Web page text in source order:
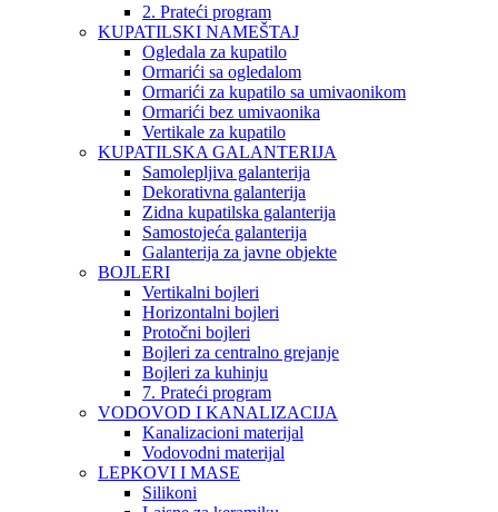
2. Prateći program
KUPATILSKI NAMEŠTAJ
Ogledala za kupatilo
Ormarići sa ogledalom
Ormarići za kupatilo sa umivaonikom
Ormarići bez umivaonika
Vertikale za kupatilo
KUPATILSKA GALANTERIJA
Samolepljiva galanterija
Dekorativna galanterija
Zidna kupatilska galanterija
Samostojeća galanterija
Galanterija za javne objekte
BOJLERI
Vertikalni bojleri
Horizontalni bojleri
Protočni bojleri
Bojleri za centralno grejanje
Bojleri za kuhinju
7. Prateći program
VODOVOD I KANALIZACIJA
Kanalizacioni materijal
Vodovodni materijal
LEPKOVI I MASE
Silikoni